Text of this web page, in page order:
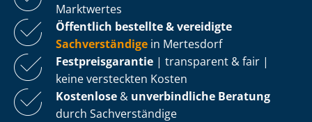
Marktwertes
Öffentlich bestellte & vereidigte
Sachverständige in Mertesdorf
Fest­preis­ga­ran­tie | transparent & fair |
keine versteckten Kosten
Kostenlose & unverbindliche Beratung
durch Sachverständige